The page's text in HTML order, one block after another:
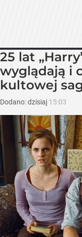
25 lat
wyglądają i
kultowej
Dodano:dzisiaj 15:03